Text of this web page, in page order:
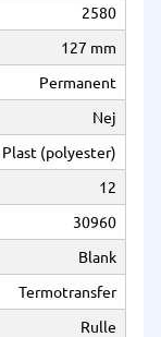
2580
127 mm
Permanent
Nej
Plast (polyester)
12
30960
Blank
Termotransfer
Rulle